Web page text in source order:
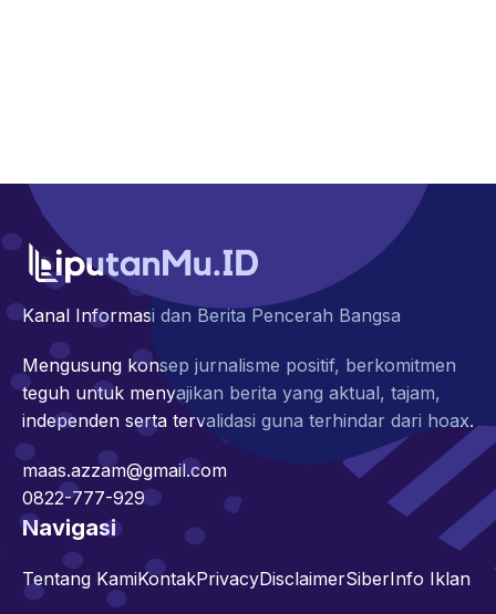
Kanal Informasi dan Berita Pencerah Bangsa
Mengusung konsep jurnalisme positif, berkomitmen
teguh untuk menyajikan berita yang aktual, tajam,
independen serta tervalidasi guna terhindar dari hoax.
maas.azzam@gmail.com
0822-777-929
Navigasi
Tentang KamiKontakPrivacyDisclaimerSiberInfo Iklan